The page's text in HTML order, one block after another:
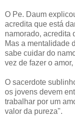
O Pe. Daum
acredita que está
namorado, acredita
Mas a mentalidade
sabe cuidar do
vez de fazer o
O sacerdote
os jovens devem
trabalhar por um
valor da pureza".